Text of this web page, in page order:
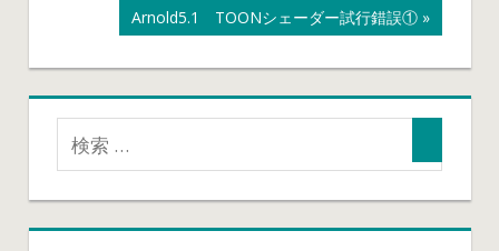
ナ
ビ
ゲ
ー
次
記
事:
Arnold5.1 TOONシェーダー試行錯誤①